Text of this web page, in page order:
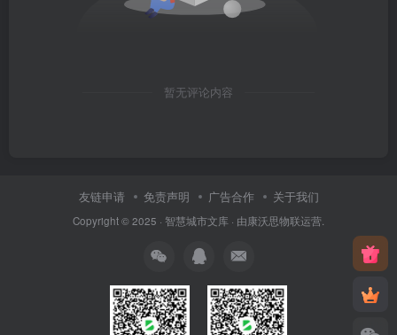
暂无评论内容
友链申请 免责声明 广告合作 关于我们
Copyright © 2025 · 智慧城市文库 · 由康沃思物联运营.